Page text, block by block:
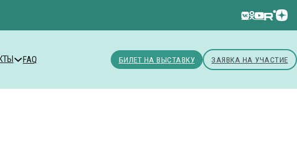
FAQ БИЛЕТ НА ВЫСТАВКУ ЗАЯВКА НА УЧАСТИЕ